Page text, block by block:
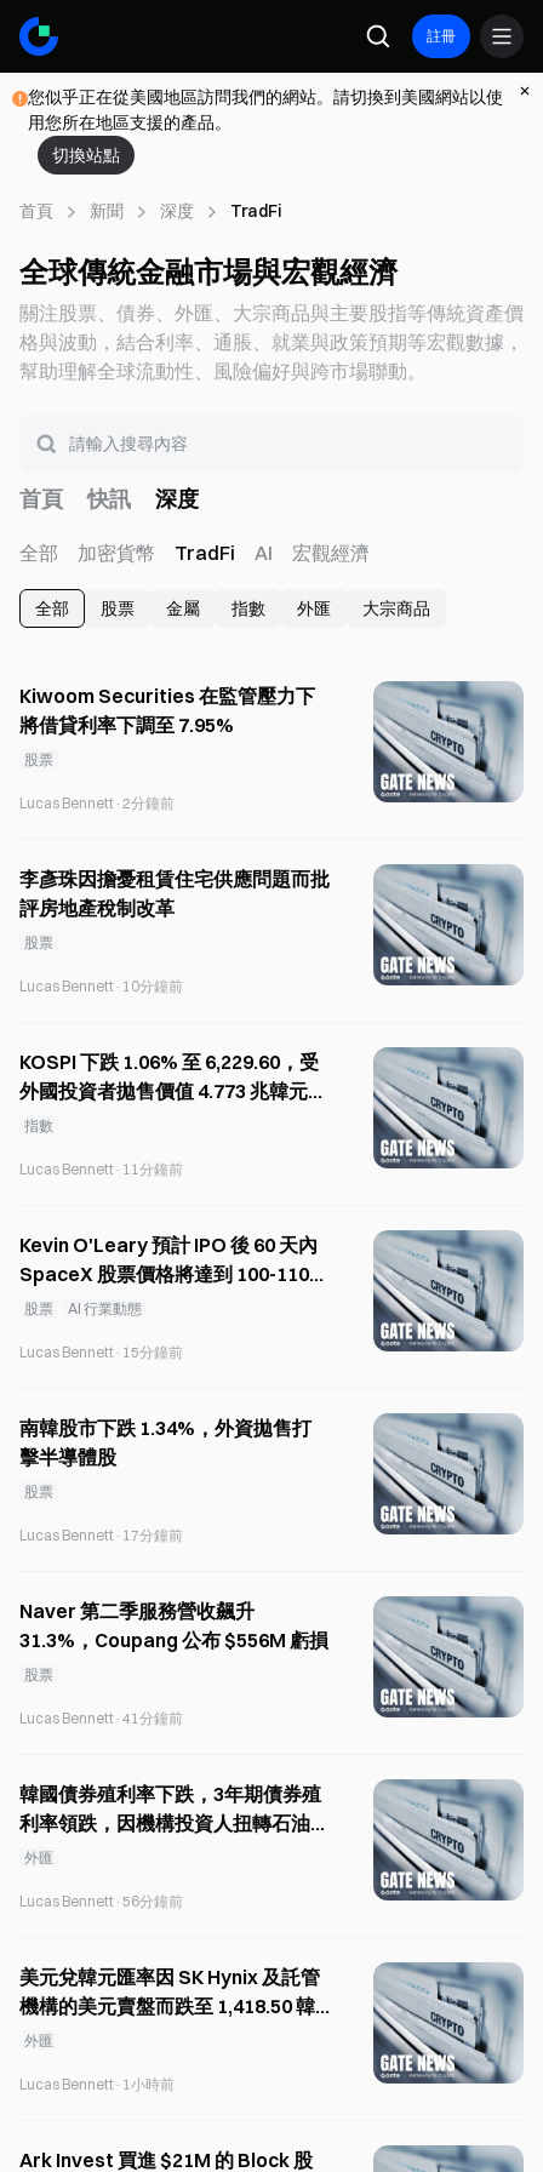
註冊
您似乎正在從美國地區訪問我們的網站。請切換到美國網站以使
用您所在地區支援的產品。
切換站點
首頁 新聞 深度 TradFi
全球傳統金融市場與宏觀經濟
關注股票、債券、外匯、大宗商品與主要股指等傳統資產價
格與波動，結合利率、通脹、就業與政策預期等宏觀數據，
幫助理解全球流動性、風險偏好與跨市場聯動。
首頁 快訊 深度
全部 加密貨幣 TradFi AI 宏觀經濟
全部 股票 金屬 指數 外匯 大宗商品
Kiwoom Securities 在監管壓力下
將借貸利率下調至 7.95%
股票
Lucas Bennett · 2分鐘前
李彥珠因擔憂租賃住宅供應問題而批
評房地產稅制改革
股票
Lucas Bennett · 10分鐘前
KOSPI 下跌 1.06% 至 6,229.60，受
外國投資者拋售價值 4.773 兆韓元股
票的影響。
指數
Lucas Bennett · 11分鐘前
Kevin O'Leary 預計 IPO 後 60 天內
SpaceX 股票價格將達到 100-110
美元
股票 AI 行業動態
Lucas Bennett · 15分鐘前
南韓股市下跌 1.34%，外資拋售打
擊半導體股
股票
Lucas Bennett · 17分鐘前
Naver 第二季服務營收飆升
31.3%，Coupang 公布 $556M 虧損
股票
Lucas Bennett · 41分鐘前
韓國債券殖利率下跌，3年期債券殖
利率領跌，因機構投資人扭轉石油拋
售潮。
外匯
Lucas Bennett · 56分鐘前
美元兌韓元匯率因 SK Hynix 及託管
機構的美元賣盤而跌至 1,418.50 韓
元
外匯
Lucas Bennett · 1小時前
Ark Invest 買進 $21M 的 Block 股